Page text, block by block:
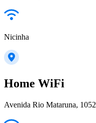
Nicinha
Home WiFi
Avenida Rio Mataruna, 1052